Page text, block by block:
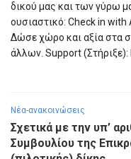
δικού μας και των γύρω
ουσιαστικό: Check in
Δώσε χώρο και αξία στα
άλλων. Support (Στήριξε):
Νέα-ανακοινώσεις
Σχετικά με την υπ’
Συμβουλίου της